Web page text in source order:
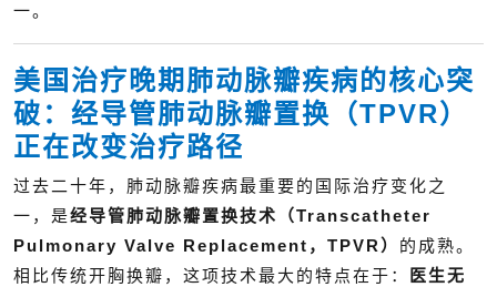
一。
美国治疗晚期肺动脉瓣疾病的核心突
破：经导管肺动脉瓣置换（TPVR）
正在改变治疗路径
过去二十年，肺动脉瓣疾病最重要的国际治疗变化之
一，是经导管肺动脉瓣置换技术（Transcatheter
Pulmonary Valve Replacement，TPVR） 的成熟。
相比传统开胸换瓣，这项技术最大的特点在于：
医生无